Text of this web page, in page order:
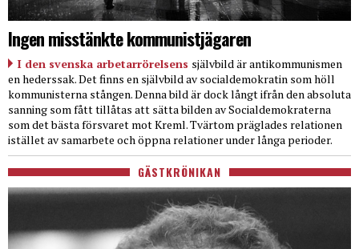
Ingen misstänkte kommunistjägaren
I den svenska arbetarrörelsens självbild är antikommunismen
en hederssak. Det finns en självbild av socialdemokratin som höll
kommunisterna stången. Denna bild är dock långt ifrån den absoluta
sanning som fått tillåtas att sätta bilden av Socialdemokraterna
som det bästa försvaret mot Kreml. Tvärtom präglades relationen
istället av samarbete och öppna relationer under långa perioder.
GÄSTKRÖNIKAN